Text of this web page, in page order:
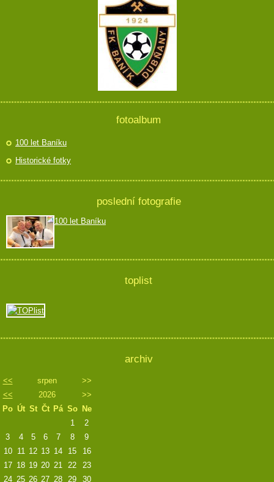
fotoalbum
100 let Baníku
Historické fotky
poslední fotografie
100 let Baníku
toplist
archiv
<< srpen
>>
<<
2026
>>
Po Út St Čt Pá So Ne
1
2
3
4 5 6 7 8
9
10
11 12 13 14 15
16
17 18 19 20 21 22
23
24 25 26 27 28 29 30